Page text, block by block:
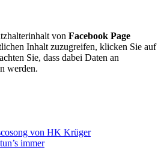
von Facebook Page
Inhalt zuzugreifen, klicken Sie auf
Sie, dass dabei Daten an
werden.
von HK Krüger
immer